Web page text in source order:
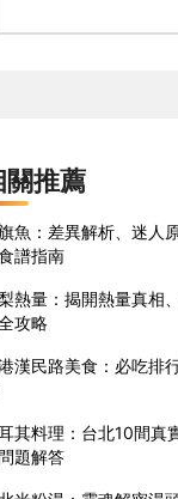
關推薦
魚：差異解析、迷人
譜指南
熱量：揭開熱量真相
攻略
漢民路美食：必吃排
其料理：台北10間真
題解答